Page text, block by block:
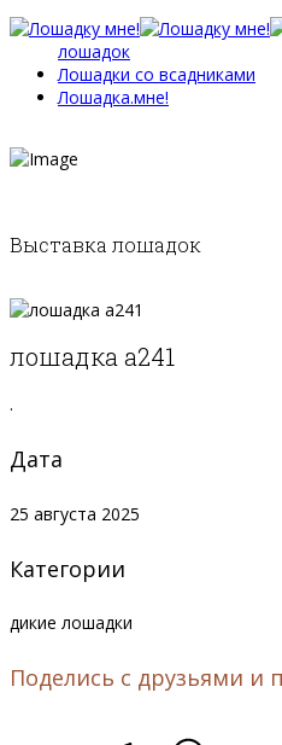
лошадок
Лошадки со всадниками
Лошадка.мне!
Выставка лошадок
лошадка а241
.
Дата
25 августа 2025
Категории
дикие лошадки
Поделись с друзьями и